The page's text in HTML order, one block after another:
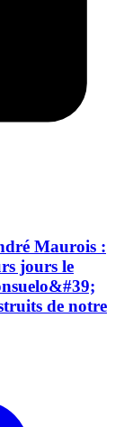
Maurois :
jours le
de notre